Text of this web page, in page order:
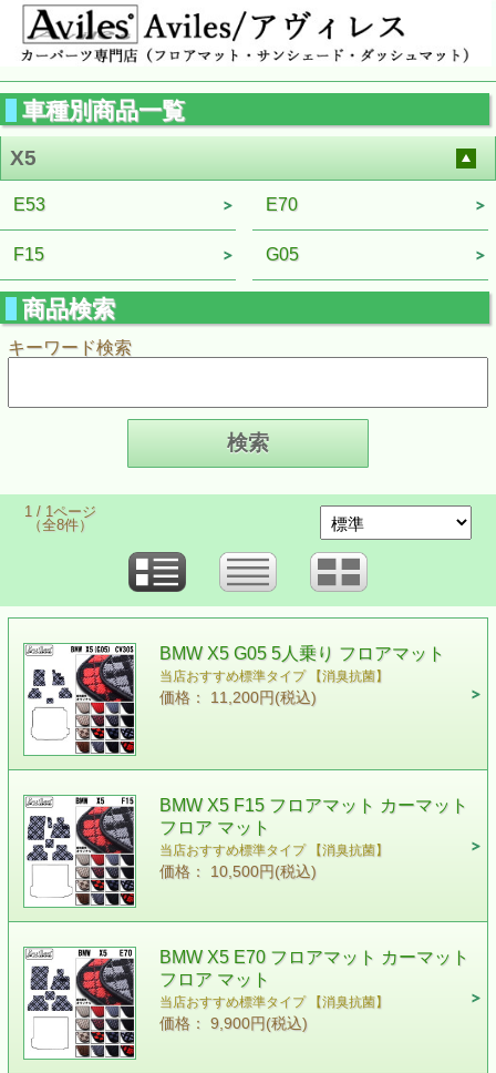
車種別商品一覧
X5
E53
F15
E70
G05
商品検索
キーワード検索
1 / 1ページ
（全8件）
BMW X5 G05 5人乗り フロアマット
当店おすすめ標準タイプ 【消臭抗菌】
価格： 11,200円(税込)
BMW X5 F15 フロアマット カーマット
フロア マット
当店おすすめ標準タイプ 【消臭抗菌】
価格： 10,500円(税込)
BMW X5 E70 フロアマット カーマット
フロア マット
当店おすすめ標準タイプ 【消臭抗菌】
価格： 9,900円(税込)